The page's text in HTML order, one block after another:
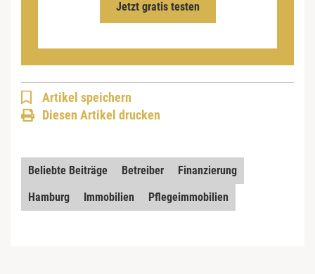
Jetzt gratis testen
Artikel speichern
Diesen Artikel drucken
Beliebte Beiträge Betreiber
Finanzierung
Hamburg
Immobilien Pflegeimmobilien